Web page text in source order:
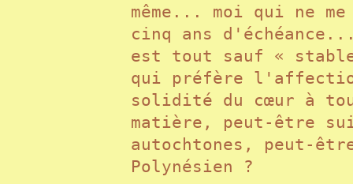
même... moi qui ne
cinq ans
est tout sauf «
qui préfère
solidité du cœur à
matière, peut-être
autochtones, peut-
Polynésien ?